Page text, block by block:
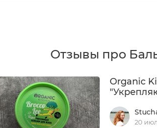
Отзывы про
Organic
20